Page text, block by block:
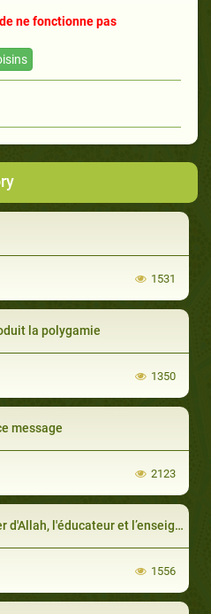
ne fonctionne pas
1531
la polygamie
1350
message
2123
l'éducateur et l’enseignant
1556